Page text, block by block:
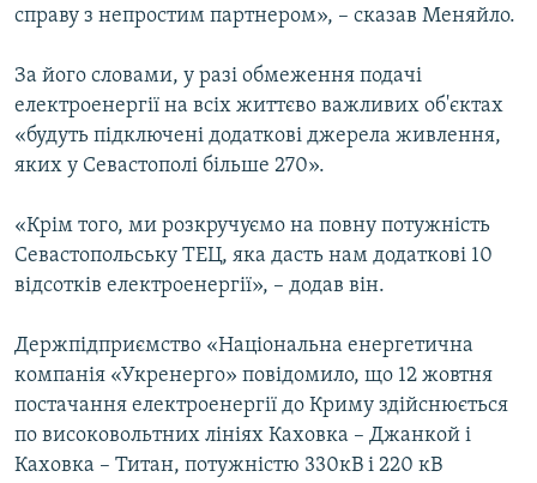
справу з непростим партнером», – сказав Меняйло.
За його словами, у разі обмеження подачі
електроенергії на всіх життєво важливих об'єктах
«будуть підключені додаткові джерела живлення,
яких у Севастополі більше 270».
«Крім того, ми розкручуємо на повну потужність
Севастопольську ТЕЦ, яка дасть нам додаткові 10
відсотків електроенергії», – додав він.
Держпідприємство «Національна енергетична
компанія «Укренерго» повідомило, що 12 жовтня
постачання електроенергії до Криму здійснюється
по високовольтних лініях Каховка – Джанкой і
Каховка – Титан, потужністю 330кВ і 220 кВ